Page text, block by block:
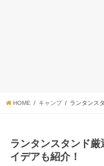
HOME キャンプ ランタンス
ランタンスタンド
イデアも紹介！